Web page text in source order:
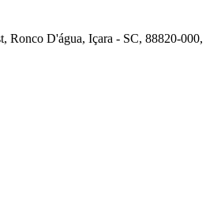
Ronco D'água, Içara - SC, 88820-000,